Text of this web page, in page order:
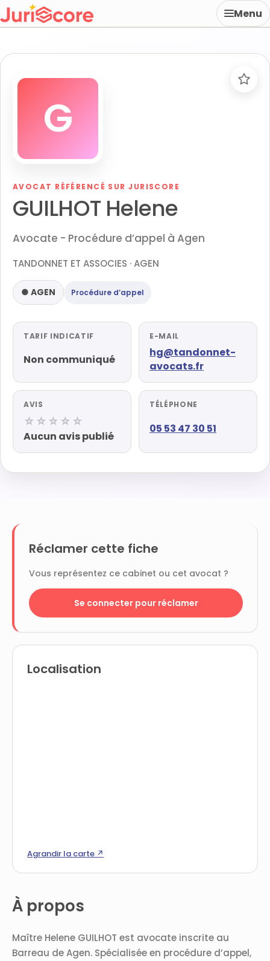
Menu
G
AVOCAT RÉFÉRENCÉ SUR JURISCORE
GUILHOT Helene
Avocate - Procédure d’appel à Agen
TANDONNET ET ASSOCIES · AGEN
● AGEN Procédure d’appel
TARIF INDICATIF
Non communiqué
E-MAIL
hg@tandonnet-
avocats.fr
AVIS
☆☆☆☆☆
Aucun avis publié
TÉLÉPHONE
05 53 47 30 51
À propos
Maître Helene GUILHOT est avocate inscrite au
Barreau de Agen. Spécialisée en procédure d’appel,
Réclamer cette fiche
Vous représentez ce cabinet ou cet avocat ?
Se connecter pour réclamer
Localisation
Agrandir la carte ↗